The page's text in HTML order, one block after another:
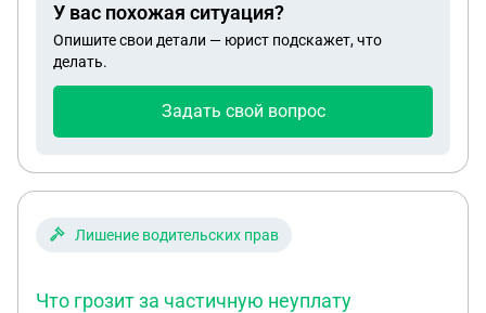
могу ли я при разводе, потребовать алименты на
мое содержание с супруга?
У вас похожая ситуация?
Опишите свои детали — юрист подскажет, что
делать.
Задать свой вопрос
Лишение водительских прав
Что грозит за частичную неуплату